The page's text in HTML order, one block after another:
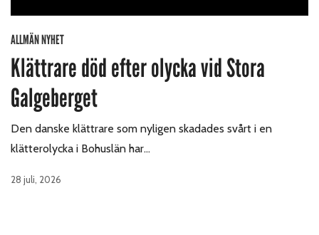
ALLMÄN NYHET
Klättrare död efter olycka vid Stora
Galgeberget
Den danske klättrare som nyligen skadades svårt i en
klätterolycka i Bohuslän har…
28 juli, 2026